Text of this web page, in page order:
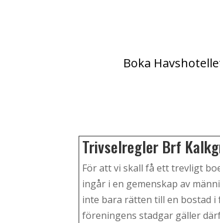
Boka
TRIVSELREGLER
Trivselregler Brf
För att vi skall få ett trevligt
ingår i en gemenskap av
inte bara rätten till en bostad
föreningens stadgar gäller